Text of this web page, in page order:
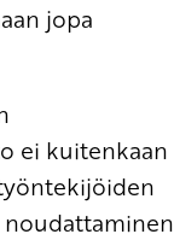
jopa
ei kuitenkaan